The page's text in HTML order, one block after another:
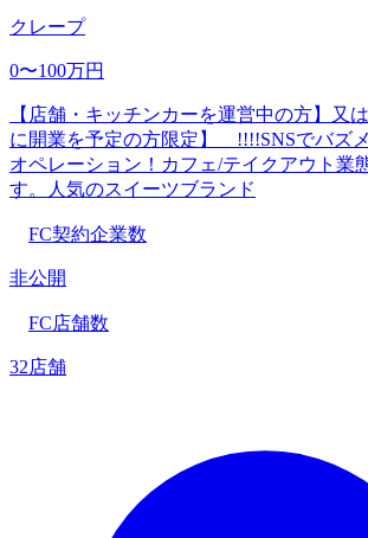
クレープ
0〜100万円
【店舗・キッチンカーを運営中の方】又
に開業を予定の方限定】 !!!!SNSでバズ
オペレーション！カフェ/テイクアウト業
す。人気のスイーツブランド
FC契約企業数
非公開
FC店舗数
32店舗